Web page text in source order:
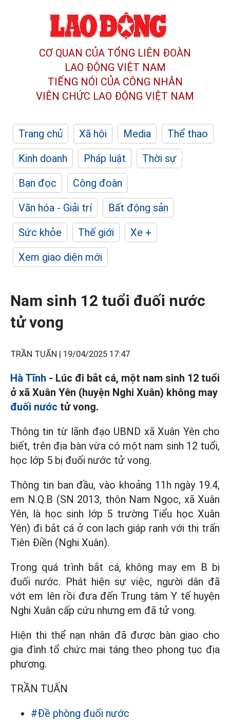
CƠ QUAN CỦA TỔNG LIÊN ĐOÀN
LAO ĐỘNG VIỆT NAM
TIẾNG NÓI CỦA CÔNG NHÂN
VIÊN CHỨC LAO ĐỘNG VIỆT NAM
Trang chủ Xã hội Media
Thể thao
Kinh doanh
Pháp luật
Thời sự
Bạn đọc
Công đoàn
Văn hóa - Giải trí
Bất động sản
Sức khỏe
Thế giới
Xe +
Xem giao diện mới
Nam sinh 12 tuổi đuối nước
tử vong
TRẦN TUẤN | 19/04/2025 17:47
Hà Tĩnh - Lúc đi bắt cá, một nam sinh 12 tuổi
ở xã Xuân Yên (huyện Nghi Xuân) không may
đuối nước tử vong.
Thông tin từ lãnh đạo UBND xã Xuân Yên cho
biết, trên địa bàn vừa có một nam sinh 12 tuổi,
học lớp 5 bị đuối nước tử vong.
Thông tin ban đầu, vào khoảng 11h ngày 19.4,
em N.Q.B (SN 2013, thôn Nam Ngọc, xã Xuân
Yên, là học sinh lớp 5 trường Tiểu học Xuân
Yên) đi bắt cá ở con lạch giáp ranh với thị trấn
Tiên Điền (Nghi Xuân).
Trong quá trình bắt cá, không may em B bị
đuối nước. Phát hiện sự việc, người dân đã
vớt em lên rồi đưa đến Trung tâm Y tế huyện
Nghi Xuân cấp cứu nhưng em đã tử vong.
Hiện thi thể nạn nhân đã được bàn giao cho
gia đình tổ chức mai táng theo phong tục địa
phương.
TRẦN TUẤN
#Đề phòng đuối nước